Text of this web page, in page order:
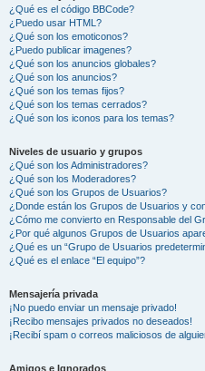
¿Qué es el código BBCode?
¿Puedo usar HTML?
¿Qué son los emoticonos?
¿Puedo publicar imagenes?
¿Qué son los anuncios globales?
¿Qué son los anuncios?
¿Qué son los temas fijos?
¿Qué son los temas cerrados?
¿Qué son los iconos para los temas?
Niveles de usuario y grupos
¿Qué son los Administradores?
¿Qué son los Moderadores?
¿Qué son los Grupos de Usuarios?
¿Donde están los Grupos de Usuarios y
¿Cómo me convierto en Responsable del
¿Por qué algunos Grupos de Usuarios
¿Qué es un “Grupo de Usuarios
¿Qué es el enlace “El equipo”?
Mensajería privada
¡No puedo enviar un mensaje privado!
¡Recibo mensajes privados no deseados!
¡Recibí spam o correos maliciosos de
Amigos e Ignorados